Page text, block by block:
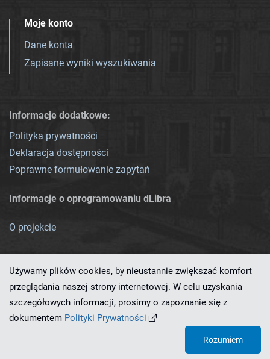
Moje konto
Dane konta
Zapisane wyniki wyszukiwania
Informacje dodatkowe:
Polityka prywatności
Deklaracja dostępności
Poprawne formułowanie zapytań
Informacje o oprogramowaniu dLibra
O projekcie
Ten serwis działa dzięki oprogramowaniu
Używamy plików cookies, by nieustannie zwiększać komfort
przeglądania naszej strony internetowej. W celu uzyskania
szczegółowych informacji, prosimy o zapoznanie się z
dokumentem Polityki Prywatności
Rozumiem